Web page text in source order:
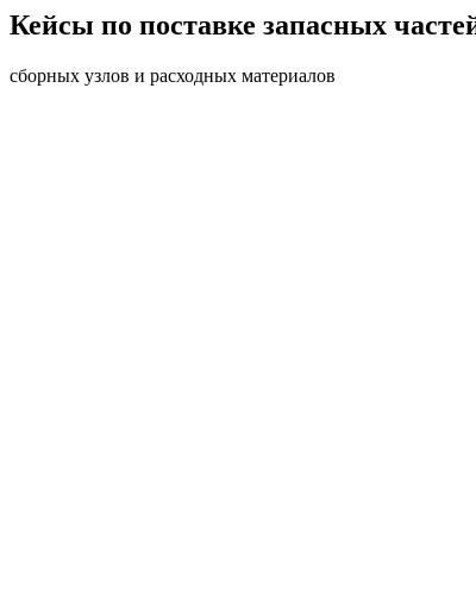
Кейсы по поставке запасных
сборных узлов и расходных материалов